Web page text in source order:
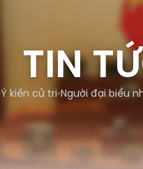
TIN
Ý kiến cử tri Người đại biểu